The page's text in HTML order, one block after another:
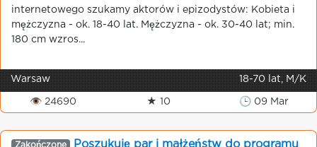
internetowego szukamy aktorów i epizodystów: Kobieta i
mężczyzna - ok. 18-40 lat. Mężczyzna - ok. 30-40 lat; min.
180 cm wzros...
Warsaw 18-70 lat, M/K
👁 24690 ★ 10 🕒 09 Mar
Zakończone Poszukuję par i małżeństw do programu